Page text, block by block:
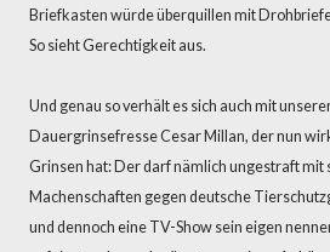
Briefkasten würde überquillen mit
So sieht Gerechtigkeit aus.
Und genau so verhält es sich auch mit
Dauergrinsefresse Cesar Millan, der nun
Grinsen hat: Der darf nämlich ungestraft mit
Machenschaften gegen deutsche
und dennoch eine TV-Show sein eigen